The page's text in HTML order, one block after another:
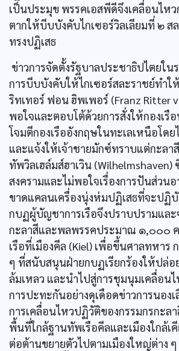
เป็นประมุข พรรคเอสพีดีจึงเคลื่อนไห
ตากให้บีบบังคับไกเซอร์วิลเลียมที่ ๒ ส
ทรงปฏิเสธ
ข่าวการจัดตั้งรัฐบาลประชาธิปไตยใ
การบีบบังคับให้ไกเซอร์สละราชย์ทำ
ริทเทอร์ ฟอน ฮิพเพอร์ (Franz Ritter
พอใจและตอบโต้ด้วยการสั่งให้กองเรือ
โจมตีกองเรืออังกฤษในทะเลเหนือโดย
และแจ้งให้เจ้าชายมักซ์ทราบแต่กะลา
ทัพวิลเฮล์มส์ฮาเวิน (Wilhelmshaven)
สงครามและไม่พอใจเรื่องการปันส่วน
ขาดแคลนเครื่องนุ่งห่มปฏิเสธที่จะปฏิ
กบฏผู้บัญชาการเรือจึงปราบปรามแล
กะลาสีและพลพรรคประมาณ ๑,๐๐๐
เรือที่เมืองคีล (Kiel) เพื่อขึ้นศาลทหาร
ๆ ที่สนับสนุนฝ่ายกบฏเรียกร้องให้ปล่
ล้มเหลว และนำไปสู่การชุมนุมเคลื่อน
การปะทะกันอย่างดุเดือดข่าวการนอง
การเคลื่อนไหวปฏิวัติของกรรมกรกะล
พื้นที่ใกล้ฐานทัพเรือคีลและเมืองใกล้เ
ต่อต้านขยายตัวไปตามเมืองใหญ่ต่าง ๆ